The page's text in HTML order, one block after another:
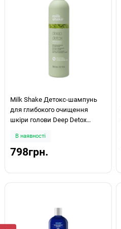
Milk Shake Детокс-шампунь
для глибокого очищення
шкіри голови Deep Detox
В наявності
798грн.